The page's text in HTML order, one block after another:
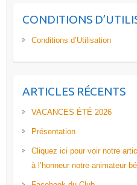
CONDITIONS
Conditions d’Utilisation
ARTICLES RÉCENTS
VACANCES ÉTÉ 2026
Présentation
Cliquez ici pour voir notre
à l’honneur notre animateur